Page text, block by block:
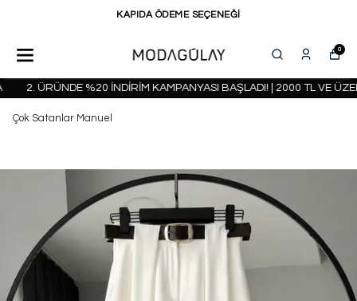
KAPIDA ÖDEME SEÇENEĞİ
0
2. ÜRÜNDE %20 İNDİRİM KAMPANYASI BAŞLADI! | 2000 TL VE ÜZERİ
Çok Satanlar Manuel